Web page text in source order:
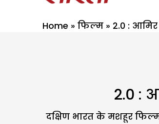
Home » फिल्म » 2.0 :
2.0 :
दक्षिण भारत के मशहूर